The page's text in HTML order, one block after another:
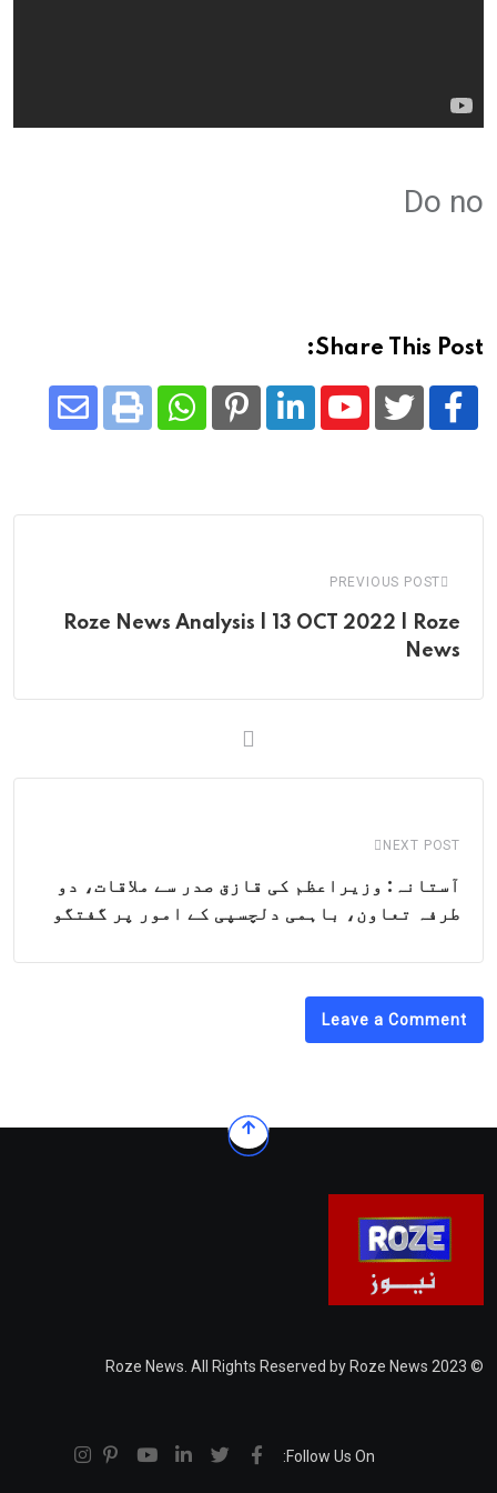
Do no
Share This Post:
Youtube
LinkedIn
Pinterest
Whatsapp
Print
PREVIOUS POST
Roze News Analysis | 13 OCT 2022 | Roze
News
NEXT POST
آستانہ: وزیراعظم کی قازق صدر سے ملاقات، دو
طرفہ تعاون، باہمی دلچسپی کے امور پر گفتگو
Leave a Comment
© 2023 Roze News. All Rights Reserved by Roze News
Follow Us On: